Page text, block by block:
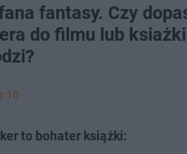
fantasy. Czy
do filmu lub
10
to bohater książki: